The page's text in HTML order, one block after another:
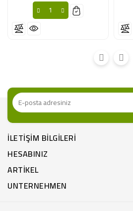
ILETIŞIM BILGILERI
HESABINIZ
ARTIKEL
UNTERNEHMEN